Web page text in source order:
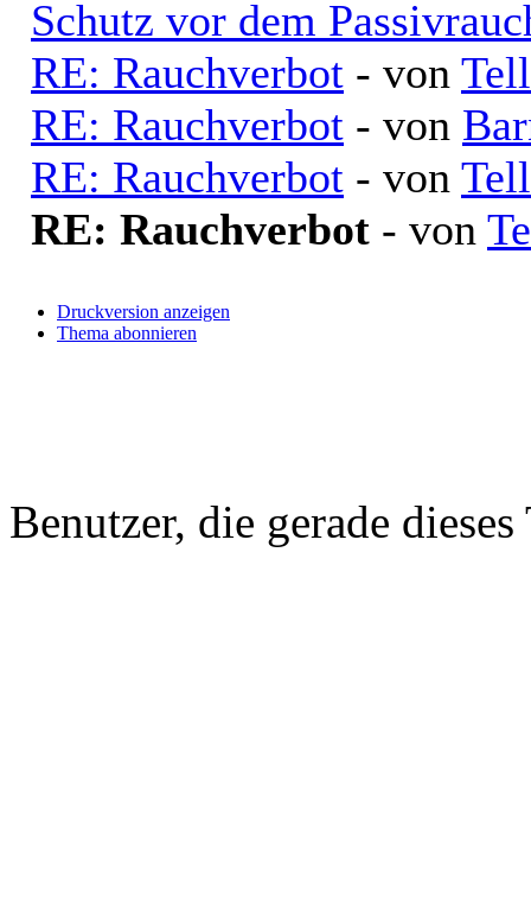
Schutz vor dem
RE: Rauchverbot - von Tell
RE: Rauchverbot - von
RE: Rauchverbot - von Tell
RE: Rauchverbot - von
Druckversion anzeigen
Thema abonnieren
Benutzer, die gerade